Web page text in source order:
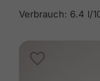
Verbrauch: 6.4 l/